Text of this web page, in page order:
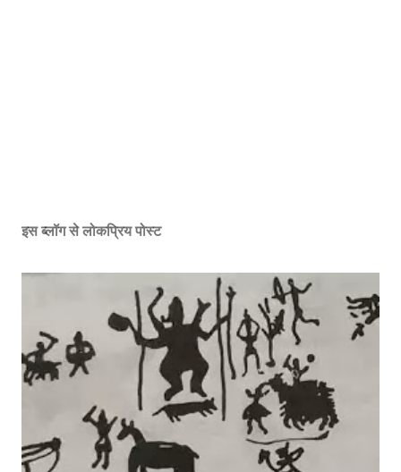
इस ब्लॉग से लोकप्रिय पोस्ट